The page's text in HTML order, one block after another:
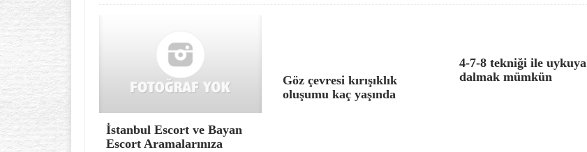
İstanbul Escort ve Bayan
Escort Aramalarınıza
Göz çevresi kırışıklık
oluşumu kaç yaşında
4-7-8 tekniği ile uykuya
dalmak mümkün